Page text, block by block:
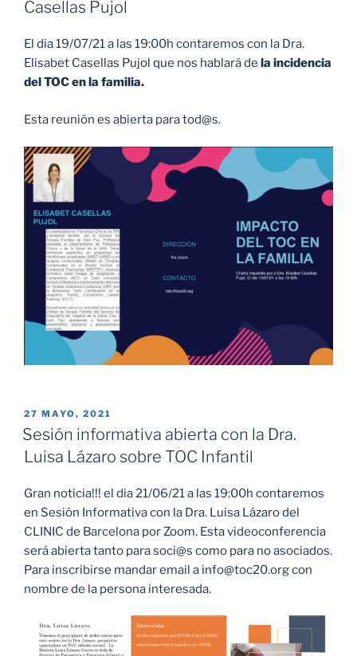
Casellas Pujol
El dia 19/07/21 a las 19:00h contaremos con la Dra.
Elisabet Casellas Pujol que nos hablará de la incidencia
del TOC en la familia.
Esta reunión es abierta para tod@s.
PUBLICADO
EL
27 MAYO, 2021
Sesión informativa abierta con la Dra.
Luisa Lázaro sobre TOC Infantil
Gran noticia!!! el dia 21/06/21 a las 19:00h contaremos
en Sesión Informativa con la Dra. Luisa Lázaro del
CLINIC de Barcelona por Zoom. Esta videoconferencia
será abierta tanto para soci@s como para no asociados.
Para inscribirse mandar email a info@toc20.org con
nombre de la persona interesada.